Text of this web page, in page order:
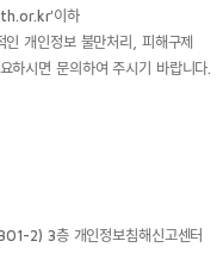
이하
개인정보 불만처리, 피해구제
하시면 문의하여 주시기 바랍니다.
2) 3층 개인정보침해신고센터